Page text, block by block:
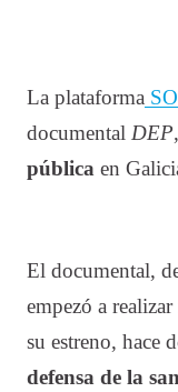
La plataforma
documental DEP
pública en
El documental,
empezó a realizar
su estreno, hace
defensa de la